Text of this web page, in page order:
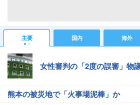
主要 国内 海外
女性審判の「2度の誤審」物
熊本の被災地で「火事場泥棒」か